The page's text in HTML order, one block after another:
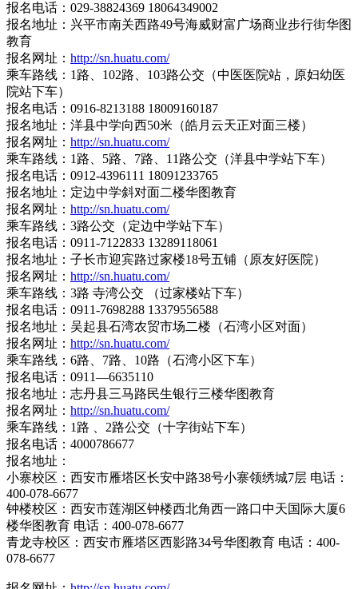
报名电话：029-38824369 18064349002
报名地址：兴平市南关西路49号海威财富广场商业步行街华图
教育
报名网址： http://sn.huatu.com/
乘车路线：1路、102路、103路公交（中医医院站，原妇幼医
院站下车）
报名电话：0916-8213188 18009160187
报名地址：洋县中学向西50米（皓月云天正对面三楼）
报名网址： http://sn.huatu.com/
乘车路线：1路、5路、7路、11路公交（洋县中学站下车）
报名电话：0912-4396111 18091233765
报名地址：定边中学斜对面二楼华图教育
报名网址： http://sn.huatu.com/
乘车路线：3路公交（定边中学站下车）
报名电话：0911-7122833 13289118061
报名地址：子长市迎宾路过家楼18号五铺（原友好医院）
报名网址： http://sn.huatu.com/
乘车路线：3路 寺湾公交 （过家楼站下车）
报名电话：0911-7698288 13379556588
报名地址：吴起县石湾农贸市场二楼（石湾小区对面）
报名网址： http://sn.huatu.com/
乘车路线：6路、7路、10路（石湾小区下车）
报名电话：0911—6635110
报名地址：志丹县三马路民生银行三楼华图教育
报名网址： http://sn.huatu.com/
乘车路线：1路 、2路公交（十字街站下车）
报名电话：4000786677
报名地址：
小寨校区：西安市雁塔区长安中路38号小寨领绣城7层 电话：
400-078-6677
钟楼校区：西安市莲湖区钟楼西北角西一路口中天国际大厦6
楼华图教育 电话：400-078-6677
青龙寺校区：西安市雁塔区西影路34号华图教育 电话：400-
078-6677